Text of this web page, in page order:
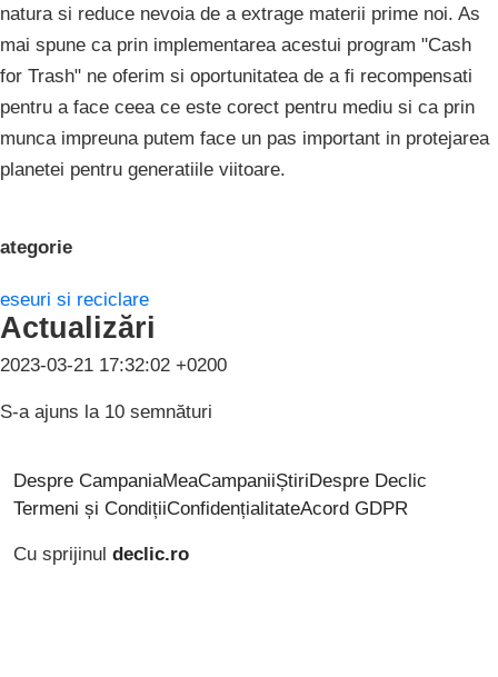
natura si reduce nevoia de a extrage materii prime noi. As
mai spune ca prin implementarea acestui program "Cash
for Trash" ne oferim si oportunitatea de a fi recompensati
pentru a face ceea ce este corect pentru mediu si ca prin
munca impreuna putem face un pas important in protejarea
planetei pentru generatiile viitoare.
si reciclare
Actualizări
2023-03-21 17:32:02 +0200
S-a ajuns la 10 semnături
Despre CampaniaMeaCampaniiȘtiriDespre Declic
Termeni și CondițiiConfidențialitateAcord GDPR
Cu sprijinul declic.ro